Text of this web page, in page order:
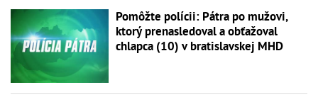
Pomôžte polícii: Pátra po mužovi,
ktorý prenasledoval a obťažoval
chlapca (10) v bratislavskej MHD